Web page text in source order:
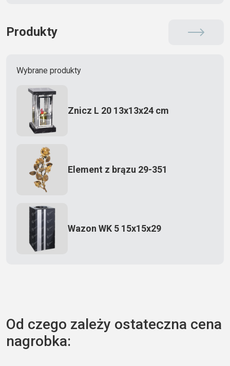
Produkty
Wybrane produkty
Znicz L 20 13x13x24 cm
Element z brązu 29-351
Wazon WK 5 15x15x29
Książka 2
Od czego zależy ostateczna cena
nagrobka: